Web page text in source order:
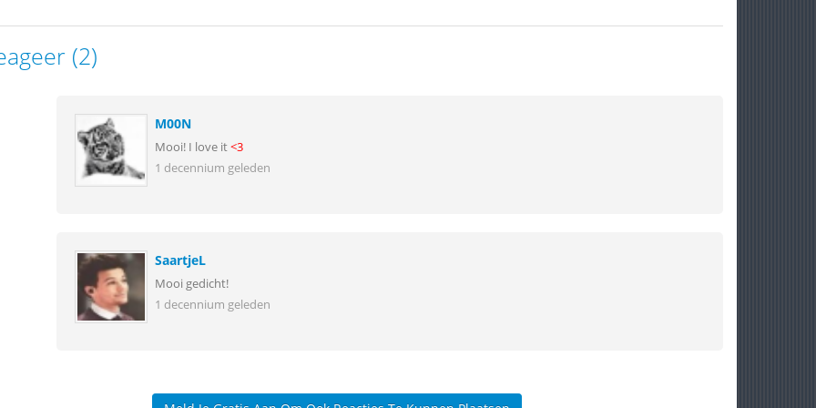
(2)
M00N
Mooi! I love it<3
1 decennium geleden
SaartjeL
Mooi gedicht!
1 decennium geleden